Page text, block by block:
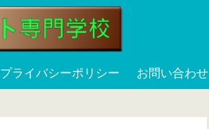
プライバシーポリシー お問い合わせ